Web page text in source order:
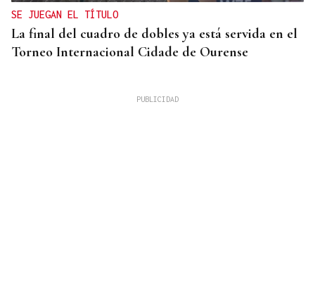
SE JUEGAN EL TÍTULO
La final del cuadro de dobles ya está servida en el
Torneo Internacional Cidade de Ourense